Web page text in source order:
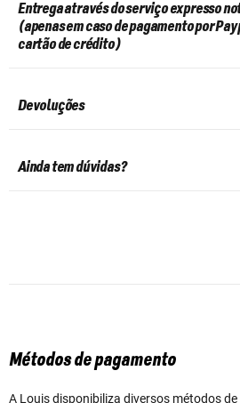
Entrega através do serviço expresso
(apenas em caso de pagamento por
cartão de crédito)
Devoluções
Ainda tem dúvidas?
Métodos de pagamento
A Louis disponibiliza diversos métodos